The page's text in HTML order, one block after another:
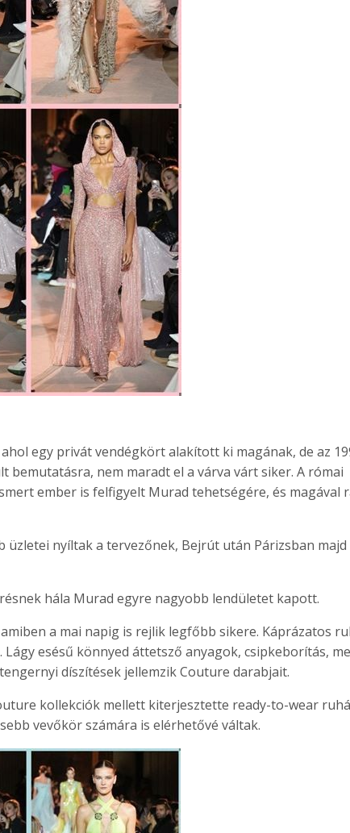
egy privát vendégkört alakított ki magának, de az
nem maradt el a várva várt siker. A római
ember is felfigyelt Murad tehetségére, és magával
nyíltak a tervezőnek, Bejrút után Párizsban majd
hála Murad egyre nagyobb lendületet kapott.
a mai napig is rejlik legfőbb sikere. Káprázatos
esésű könnyed áttetsző anyagok, csipkeborítás,
díszítések jellemzik Couture darabjait.
kollekciók mellett kiterjesztette ready-to-wear
vevőkör számára is elérhetővé váltak.